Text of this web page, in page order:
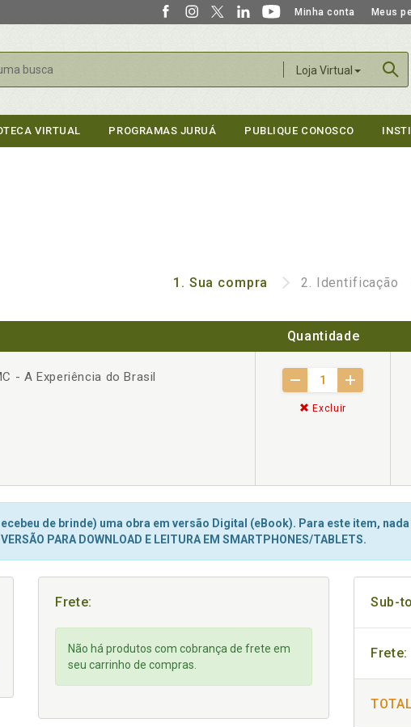
Minha conta Meus
Loja Virtual
VIRTUAL PROGRAMAS JURUÁ PUBLIQUE CONOSCO
1. Sua compra 2. Identificação
Quantidade
- A Experiência do Brasil
Excluir
de brinde) uma obra em versão Digital (eBook). Para este item,
VERSÃO PARA DOWNLOAD E LEITURA EM SMARTPHONES/TABLETS.
Frete:
Não há produtos com cobrança de frete em
seu carrinho de compras.
Sub-
Frete: